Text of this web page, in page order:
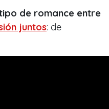
de romance entre
juntos: de